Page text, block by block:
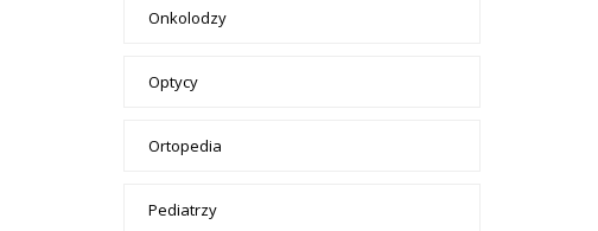
Onkolodzy
Optycy
Ortopedia
Pediatrzy